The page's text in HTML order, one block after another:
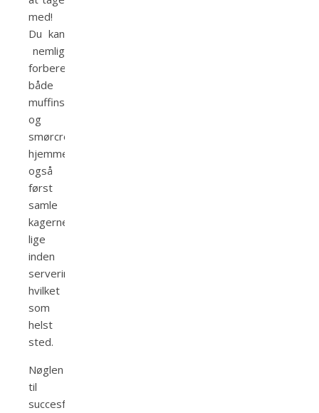
med!
Du kan
nemlig
forberede
både
muffins
og
smørcreme
hjemmefra
også
først
samle
kagerne
lige
inden
servering,
hvilket
som
helst
sted.
Nøglen
til
succesfulde